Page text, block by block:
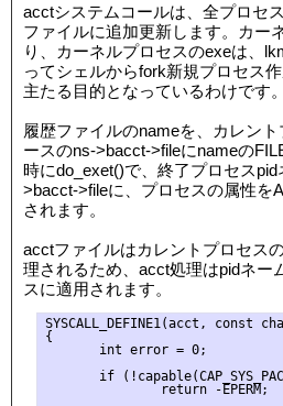
acctシステムコールは、全プロセ
ファイルに追加更新します。カー
り、カーネルプロセスのexeは、
ってシェルからfork新規プロセス
主たる目的となっているわけです。
履歴ファイルのnameを、カレン
ースのns->bacct->fileにnameの
時にdo_exet()で、終了プロセス
>bacct->fileに、プロセスの属性を
されます。
acctファイルはカレントプロセス
理されるため、acct処理はpidネー
スに適用されます。
SYSCALL_DEFINE1(acct, const
{
       int error = 0;
if
               return -EPERM;